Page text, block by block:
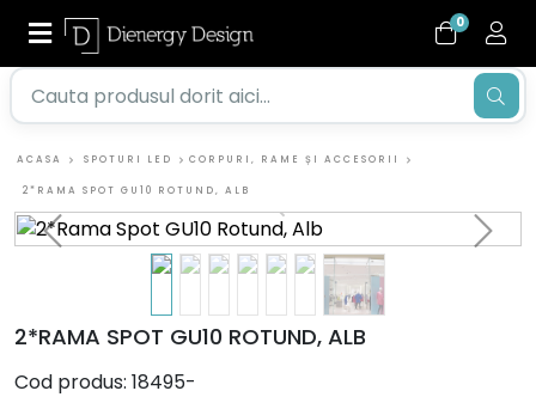
0
ACASA SPOTURI LED CORPURI, RAME ȘI ACCESORII
2*RAMA SPOT GU10 ROTUND, ALB
2*RAMA SPOT GU10 ROTUND, ALB
Cod produs: 18495-